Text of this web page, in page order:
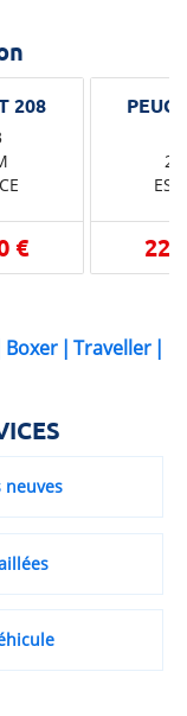
€ 22
Boxer | Traveller |
neuves